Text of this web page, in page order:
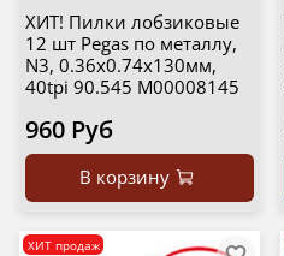
ХИТ! Пилки лобзиковые
12 шт Pegas по металлу,
N3, 0.36х0.74х130мм,
40tpi 90.545 М00008145
960 Руб
В корзину
ХИТ продаж